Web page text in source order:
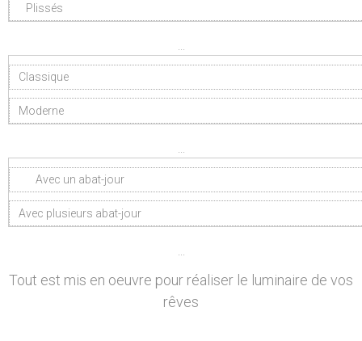
Plissés
Classique
Moderne
Avec un abat-jour
Avec plusieurs abat-jour
Tout est mis en oeuvre pour réaliser le luminaire de vos
rêves